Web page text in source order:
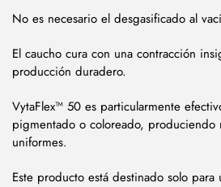
No es necesario el desgasificado al
El caucho cura con una contracción
producción duradero.
VytaFlex™ 50 es particularmente
pigmentado o coloreado,
uniformes.
Este producto está destinado solo